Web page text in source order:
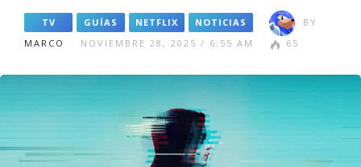
TV GUÍAS NETFLIX NOTICIAS
BY
MARCO
NOVIEMBRE 28, 2025 / 6:55 AM 65